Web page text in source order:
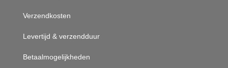
Verzendkosten
Levertijd & verzendduur
Betaalmogelijkheden